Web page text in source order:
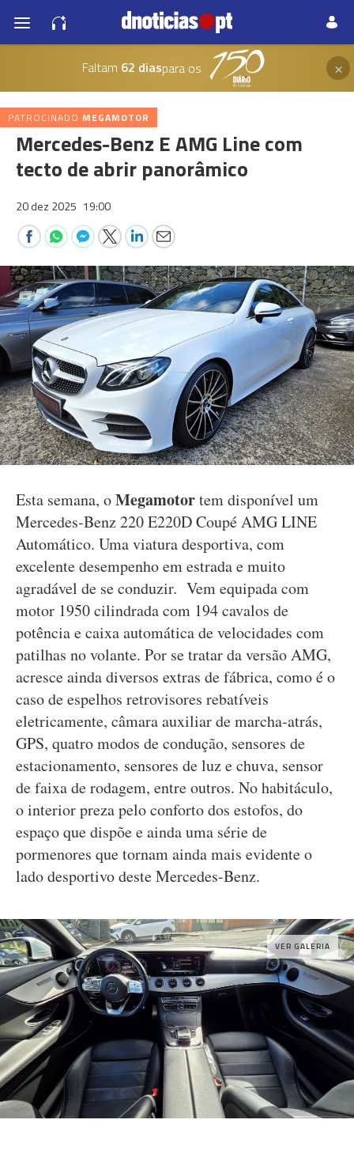
Faltam 62 diaspara os ×
PATROCINADO MEGAMOTOR
Mercedes-Benz E AMG Line com
tecto de abrir panorâmico
20 dez 2025 19:00
Esta semana, oMegamotortem disponível um
Mercedes-Benz 220 E220D Coupé AMG LINE
Automático. Uma viatura desportiva, com
excelente desempenho em estrada e muito
agradável de se conduzir. Vem equipada com
motor 1950 cilindrada com 194 cavalos de
potência e caixa automática de velocidades com
patilhas no volante. Por se tratar da versão AMG,
acresce ainda diversos extras de fábrica, como é o
caso de espelhos retrovisores rebatíveis
eletricamente, câmara auxiliar de marcha-atrás,
GPS, quatro modos de condução, sensores de
estacionamento, sensores de luz e chuva, sensor
de faixa de rodagem, entre outros. No habitáculo,
o interior preza pelo conforto dos estofos, do
espaço que dispõe e ainda uma série de
pormenores que tornam ainda mais evidente o
lado desportivo deste Mercedes-Benz.
VER GALERIA